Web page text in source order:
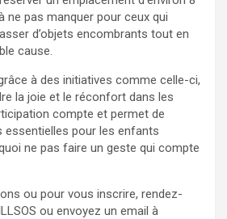
ne pas manquer pour ceux qui
d’objets encombrants tout en
cause.
à des initiatives comme celle-ci,
la joie et le réconfort dans les
compte et permet de
essentielles pour les enfants
ne pas faire un geste qui compte
ou pour vous inscrire, rendez-
ou envoyez un email à